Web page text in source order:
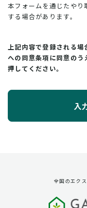
本フォームを通じたや
する場合があります。
上記内容で登録される
への同意条項に同意のう
押してください。
入
全国のエク